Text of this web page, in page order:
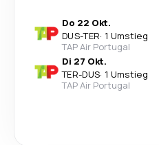
Do 22 Okt.
DUS-TER· 1 Umstieg
TAP Air Portugal
Di 27 Okt.
TER-DUS· 1 Umstieg
TAP Air Portugal